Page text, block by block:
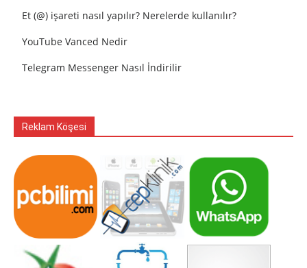
Et (@) işareti nasıl yapılır? Nerelerde kullanılır?
YouTube Vanced Nedir
Telegram Messenger Nasıl İndirilir
Reklam Köşesi